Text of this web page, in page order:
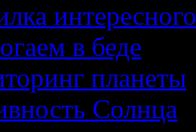
интересного
в беде
планеты
Солнца